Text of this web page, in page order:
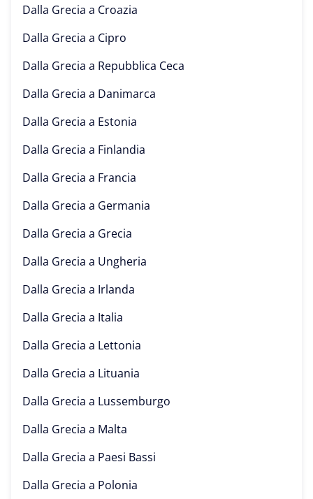
Dalla Grecia a Croazia
Dalla Grecia a Cipro
Dalla Grecia a Repubblica Ceca
Dalla Grecia a Danimarca
Dalla Grecia a Estonia
Dalla Grecia a Finlandia
Dalla Grecia a Francia
Dalla Grecia a Germania
Dalla Grecia a Grecia
Dalla Grecia a Ungheria
Dalla Grecia a Irlanda
Dalla Grecia a Italia
Dalla Grecia a Lettonia
Dalla Grecia a Lituania
Dalla Grecia a Lussemburgo
Dalla Grecia a Malta
Dalla Grecia a Paesi Bassi
Dalla Grecia a Polonia